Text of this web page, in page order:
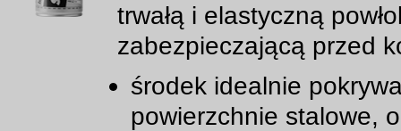
trwałą i elastyczną
zabezpieczającą przed
środek idealnie
powierzchnie stalowe,